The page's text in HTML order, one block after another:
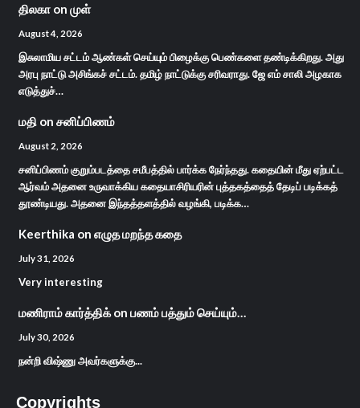
திலகா on முள்
August 4, 2026
இசுலாமிய சட்டம் ஆண்கள் செய்யும் பிழைக்கு பெண்களை தண்டிக்கிறது. அது
அரபு நாட்டு அசிங்கச் சட்டம். தமிழ் நாட்டுக்கு சரிவராது. ஜே எம் சாலி அழகாக
எடுத்துச்…
மதி on சனிப்பிணம்
August 2, 2026
சனிப்பிணம் குறும்படத்தை சமீபத்தில் பார்க்க நேர்ந்தது. கதையின் மீது ஏற்பட்ட
ஆர்வம் அதனை உருவாக்கிய கதையாசிரியரின் புத்தகத்தைத் தேடிப் படிக்கத்
தூண்டியது. அதனை இந்தத்தளத்தில் வழங்கி, படிக்க…
Keerthika on எழுத மறந்த கதை
July 31, 2026
Very interesting
மணிராம் கார்த்திக்on பணம் பத்தும் செய்யும்…
July 30, 2026
நன்றி விஷ்ணு அவர்களுக்கு...
Copyrights